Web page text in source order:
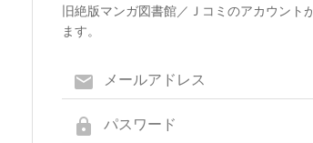
旧絶版マンガ図書館／Ｊコミのアカウント
ます。
mail
lock